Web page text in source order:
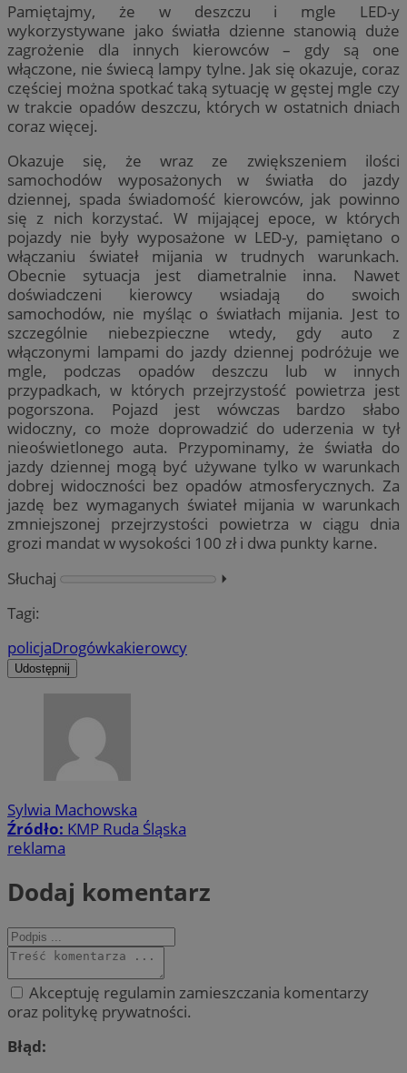
Pamiętajmy, że w deszczu i mgle LED-y
wykorzystywane jako światła dzienne stanowią duże
zagrożenie dla innych kierowców – gdy są one
włączone, nie świecą lampy tylne. Jak się okazuje, coraz
częściej można spotkać taką sytuację w gęstej mgle czy
w trakcie opadów deszczu, których w ostatnich dniach
coraz więcej.
Okazuje się, że wraz ze zwiększeniem ilości
samochodów wyposażonych w światła do jazdy
dziennej, spada świadomość kierowców, jak powinno
się z nich korzystać. W mijającej epoce, w których
pojazdy nie były wyposażone w LED-y, pamiętano o
włączaniu świateł mijania w trudnych warunkach.
Obecnie sytuacja jest diametralnie inna. Nawet
doświadczeni kierowcy wsiadają do swoich
samochodów, nie myśląc o światłach mijania. Jest to
szczególnie niebezpieczne wtedy, gdy auto z
włączonymi lampami do jazdy dziennej podróżuje we
mgle, podczas opadów deszczu lub w innych
przypadkach, w których przejrzystość powietrza jest
pogorszona. Pojazd jest wówczas bardzo słabo
widoczny, co może doprowadzić do uderzenia w tył
nieoświetlonego auta. Przypominamy, że światła do
jazdy dziennej mogą być używane tylko w warunkach
dobrej widoczności bez opadów atmosferycznych. Za
jazdę bez wymaganych świateł mijania w warunkach
zmniejszonej przejrzystości powietrza w ciągu dnia
grozi mandat w wysokości 100 zł i dwa punkty karne.
Słuchaj
⏵︎
Tagi:
policjaDrogówkakierowcy
Udostępnij
Sylwia Machowska
Źródło: KMP Ruda Śląska
reklama
Dodaj komentarz
Akceptuję regulamin zamieszczania komentarzy
oraz politykę prywatności.
Błąd: